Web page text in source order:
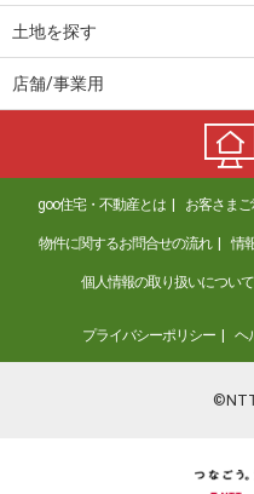
住 所
北
専有面積
間取り
北海道札幌市豊平区平岸
価 格
住 所
北
北海道札幌市豊平区月寒
土地を探す
店舗/事業用
goo住宅・不動産とは お客さま
物件に関するお問合せの流れ 情
個人情報の取り扱いについて
プライバシーポリシー ヘ